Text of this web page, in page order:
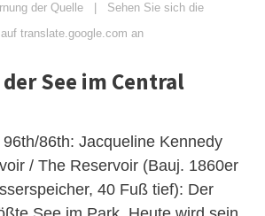
der Quelle
Sehen Sie sich die
translate.google.com an
See im Central
86th: Jacqueline Kennedy
/ The Reservoir (Bauj. 1860er
40 Fuß tief): Der